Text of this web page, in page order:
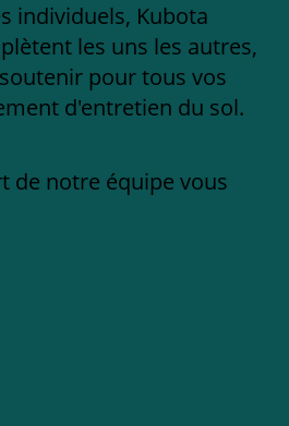
individuels, Kubota
les uns les autres,
pour tous vos
d'entretien du sol.
de notre équipe vous